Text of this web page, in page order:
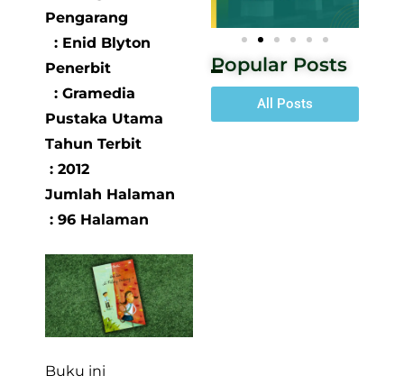
Pengarang
: Enid Blyton
Penerbit
: Gramedia
Pustaka Utama
Tahun Terbit
: 2012
Jumlah Halaman
: 96 Halaman
Buku ini
Popular Posts
All Posts